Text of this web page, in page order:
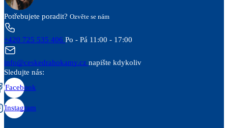
Potřebujete poradit? Ozvěte se nám
+420 725 535 406 Po - Pá 11:00 - 17:00
info@ceskedrahokamy.cz napište kdykoliv
Sledujte nás:
Facebook
Instagram